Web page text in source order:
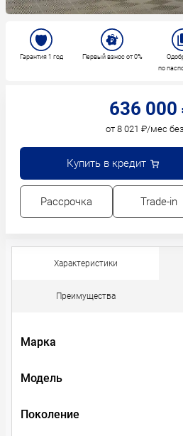
636 000
от 8 021 ₽/мес
Купить в кредит
Рассрочка Trade-in
Гарантия 1 год Первый взнос от 0%
по
Характеристики
Преимущества
Марка
Модель
Поколение